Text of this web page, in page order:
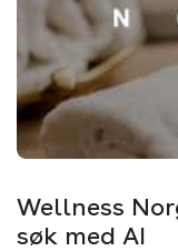
Wellness
søk med AI